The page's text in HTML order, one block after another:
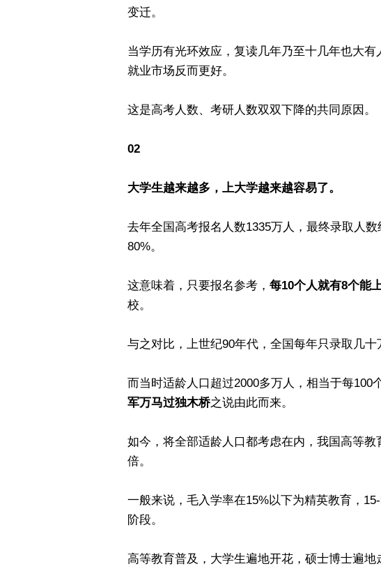
变迁。
当学历有光环效应，复读几年乃至十几年也大有
就业市场反而更好。
这是高考人数、考研人数双双下降的共同原因。
02
大学生越来越多，上大学越来越容易了。
去年全国高考报名人数1335万人，最终录取人
80%。
这意味着，只要报名参考， 每10个人就有8个能
校。
与之对比，上世纪90年代，全国每年只录取几十
而当时适龄人口超过2000多万人，相当于每100
军万马过独木桥之说由此而来。
如今，将全部适龄人口都考虑在内，我国高等
倍。
一般来说，毛入学率在15%以下为精英教育，
阶段。
高等教育普及，大学生遍地开花，硕士博士遍地